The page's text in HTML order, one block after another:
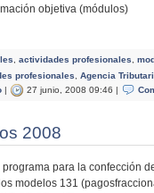
objetiva (módulos)
actividades profesionales
profesionales Agencia
| 27 junio, 2008 09:46 |
2008
para la confección
modelos 131